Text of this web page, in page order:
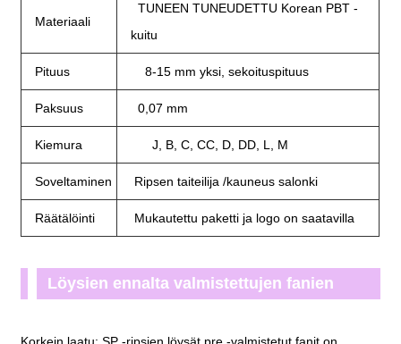
Materiaali
TUNEEN TUNEUDETTU Korean PBT -
kuitu
Pituus 8-15 mm yksi, sekoituspituus
Paksuus 0,07 mm
Kiemura J, B, C, CC, D, DD, L, M
Soveltaminen Ripsen taiteilija /kauneus salonki
Räätälöinti Mukautettu paketti ja logo on saatavilla
Löysien ennalta valmistettujen fanien